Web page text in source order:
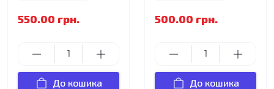
550.00 грн.
До кошика
500.00 грн.
До кошика